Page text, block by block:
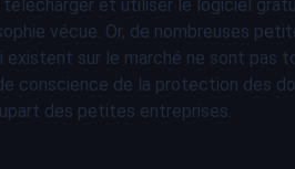
et utiliser le logiciel
vécue. Or, de nombreuses
sur le marché ne sont pas
conscience de la protection des
des petites entreprises.